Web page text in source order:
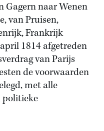
Gagern naar Wenen
van Pruisen,
Frankrijk
1814 afgetreden
van Parijs
de voorwaarden
met alle
politieke